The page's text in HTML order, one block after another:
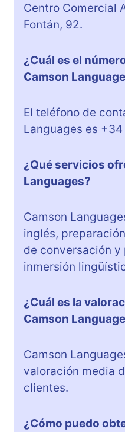
Centro Comercial
Fontán, 92.
¿Cuál es el
Camson
El teléfono de
Languages es
¿Qué servicios
Languages?
Camson
inglés,
de conversación y
inmersión
¿Cuál es la
Camson
Camson
valoración media
clientes.
¿Cómo puedo